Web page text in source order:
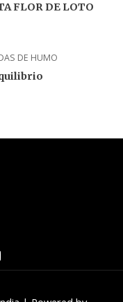
FLOR DE LOTO
DE HUMO